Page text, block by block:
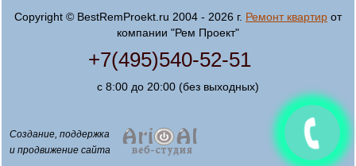
Copyright © BestRemProekt.ru 2004 - 2026 г. Ремонт квартирот
компании "Рем Проект"
+7(495)540-52-51
с 8:00 до 20:00 (без выходных)
Создание, поддержка
и продвижение сайта